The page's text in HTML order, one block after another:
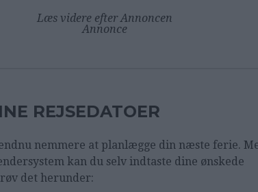
Læs videre efter Annoncen
Annonce
REJSEDATOER
nemmere at planlægge din næste ferie.
kan du selv indtaste dine ønskede
det herunder: